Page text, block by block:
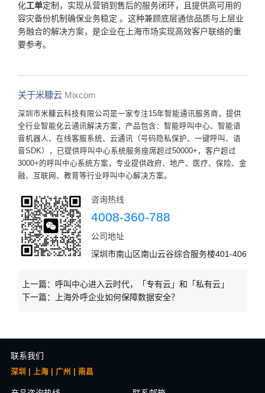
化工单定制，实现从营销到售后的服务闭环，且提供高可用的
容灾备份机制确保业务稳定 。这种兼顾底层通信品质与上层业
务融合的解决方案，是企业在上海市场实现高效客户联络的重
要参考。
关于米糠云 Mixcom
深圳市米糠云科技有限公司是一家专注15年智能通讯服务商，提供
全行业智能化云通讯解决方案，产品包含：智能呼叫中心、智能语
音机器人、在线客服系统、云通讯（号码隐私保护、一键呼叫、语
音SDK），已提供呼叫中心系统服务座席超过50000+，客户超过
3000+的呼叫中心系统方案，专业提供政府、地产、医疗、保险、金
融、互联网、教育等行业呼叫中心解决方案。
咨询热线
4008-360-788
公司地址
深圳市南山区南山云谷综合服务楼401-406
上一篇： 呼叫中心进入云时代，「专有云」和「私有云」
下一篇：
上海外呼企业如何保障数据安全？
联系我们
深圳 | 上海 | 广州 | 南昌